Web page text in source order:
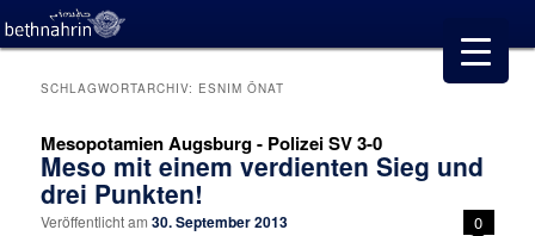
SCHLAGWORTARCHIV: ESNIM ÖNAT
Mesopotamien Augsburg - Polizei SV 3-0
Meso mit einem verdienten Sieg und
drei Punkten!
Veröffentlicht am30. September 2013 0